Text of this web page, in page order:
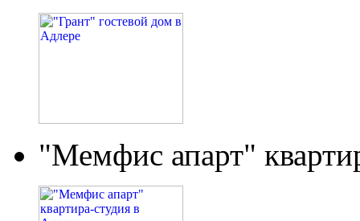
"Мемфис апарт"